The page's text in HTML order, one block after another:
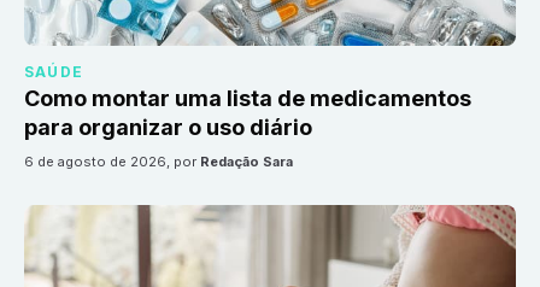
SAÚDE
Como montar uma lista de medicamentos
para organizar o uso diário
6 de agosto de 2026, por Redação Sara